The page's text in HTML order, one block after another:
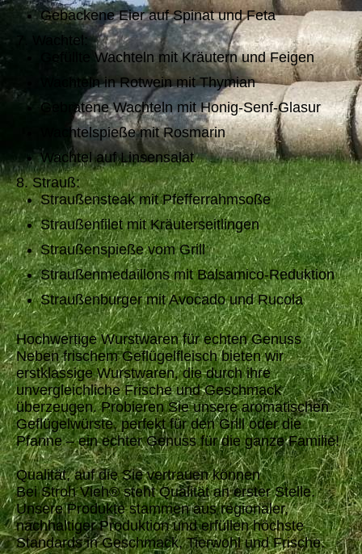
Gebackene Eier auf Spinat und Feta
7. Wachtel:
Gefüllte Wachteln mit Kräutern und Feigen
Wachteln in Rotwein mit Thymian
Gebratene Wachteln mit Honig-Senf-Glasur
Wachtelspieße mit Rosmarin
Wachtel auf Linsensalat
8. Strauß:
Straußensteak mit Pfefferrahmsoße
Straußenfilet mit Kräuterseitlingen
Straußenspieße vom Grill
Straußenmedaillons mit Balsamico-Reduktion
Straußenburger mit Avocado und Rucola
Hochwertige Wurstwaren für echten Genuss
Neben frischem Geflügelfleisch bieten wir
erstklassige Wurstwaren, die durch ihre
unvergleichliche Frische und Geschmack
überzeugen. Probieren Sie unsere aromatischen
Geflügelwürste, perfekt für den Grill oder die
Pfanne – ein echter Genuss für die ganze Familie!
Qualität, auf die Sie vertrauen können
Bei Stroh Vieh® steht Qualität an erster Stelle.
Unsere Produkte stammen aus regionaler,
nachhaltiger Produktion und erfüllen höchste
Standards in Geschmack, Tierwohl und Frische.